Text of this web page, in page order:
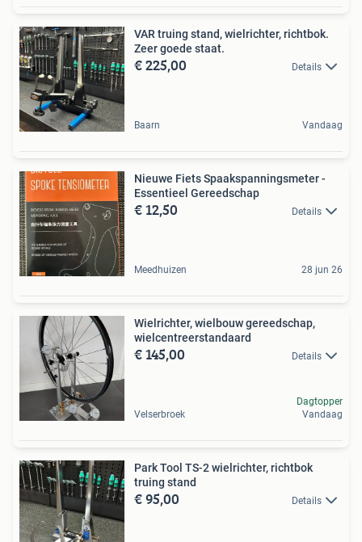
VAR truing stand, wielrichter, richtbok.
Zeer goede staat.
€ 225,00 Details
Baarn Vandaag
Nieuwe Fiets Spaakspanningsmeter -
Essentieel Gereedschap
€ 12,50 Details
Meedhuizen 28 jun 26
Wielrichter, wielbouw gereedschap,
wielcentreerstandaard
€ 145,00 Details
Velserbroek
Dagtopper
Vandaag
Park Tool TS-2 wielrichter, richtbok
truing stand
€ 95,00 Details